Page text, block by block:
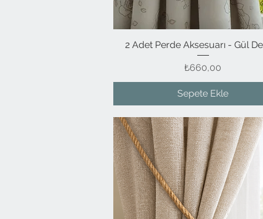
Hızlı Bakış
2 Adet Perde Aksesuarı - Gül
Fiyat
₺660,00
Sepete Ekle